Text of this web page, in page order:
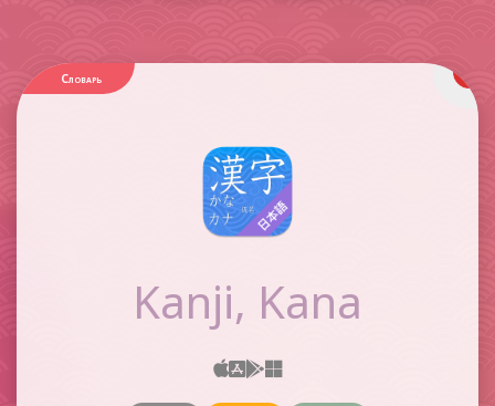
Словарь
Kanji, Kana